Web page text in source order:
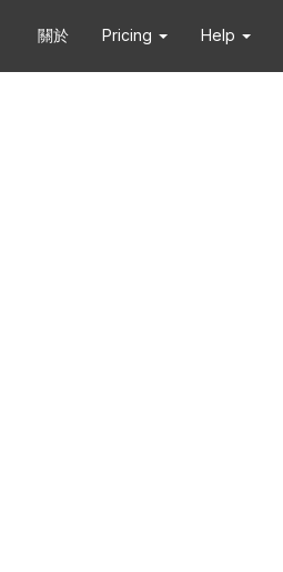
關於 Pricing Help